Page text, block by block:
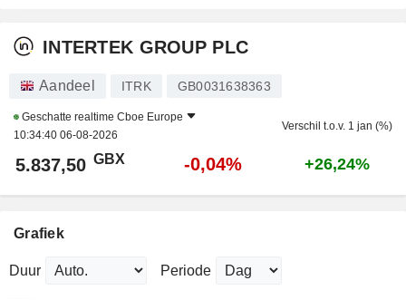
INTERTEK GROUP PLC
Aandeel ITRK GB0031638363
Geschatte realtime Cboe Europe
10:34:40 06-08-2026
Verschil t.o.v. 1 jan (%)
5.837,50 GBX -0,04% +26,24%
Grafiek
Duur Periode